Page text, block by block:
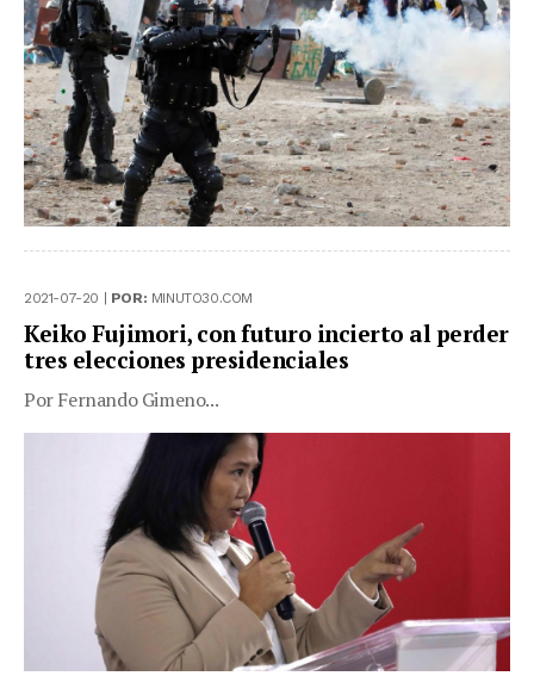
2021-07-20 | POR: MINUTO30.COM
Keiko Fujimori, con futuro incierto al perder
tres elecciones presidenciales
Por Fernando Gimeno...